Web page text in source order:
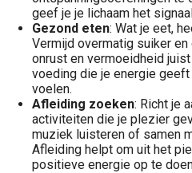
geef je je lichaam het
Gezond eten: Wat je eet,
Vermijd overmatig suiker
onrust en vermoeidheid
voeding die je energie
voelen.
Afleiding zoeken: Richt je
activiteiten die je plezier
muziek luisteren of samen
Afleiding helpt om uit het
positieve energie op te